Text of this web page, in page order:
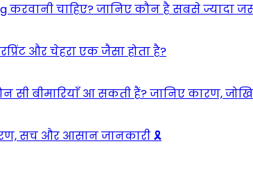
करवानी चाहिए? जानिए कौन है सबसे ज्यादा
और चेहरा एक जैसा होता है?
सी बीमारियाँ आ सकती हैं? जानिए कारण,
सच और आसान जानकारी 🎗️